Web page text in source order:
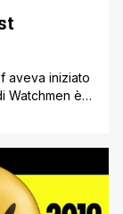
aveva iniziato
Watchmen è
abbiamo